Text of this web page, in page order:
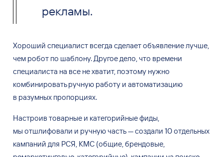
рекламы.
Хороший специалист всегда сделает объявление лучше,
чем робот по шаблону. Другое дело, что времени
специалиста на все нехватит, поэтому нужно
комбинировать ручную работу и автоматизацию
в разумных пропорциях.
Настроив товарные и категорийные фиды,
мы отшлифовали и ручную часть—создали 10отдельных
кампаний для РСЯ, КМС (общие, брендовые,